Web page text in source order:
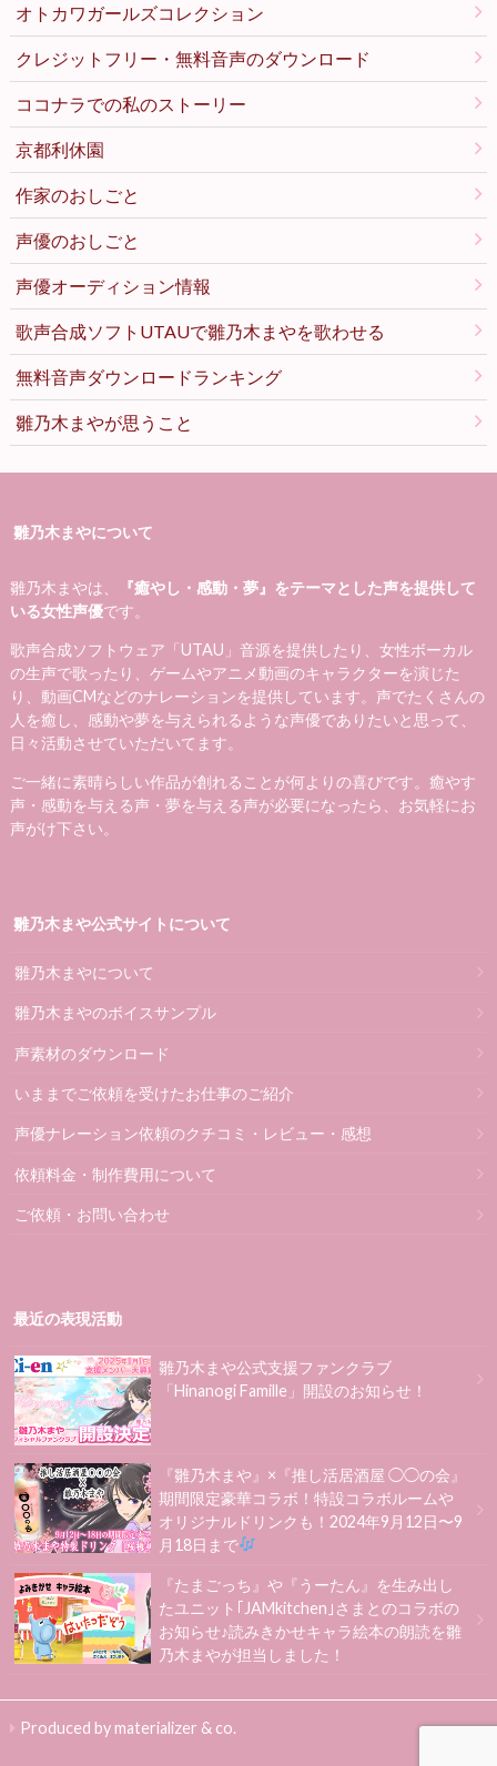
オトカワガールズコレクション
クレジットフリー・無料音声のダウンロード
ココナラでの私のストーリー
京都利休園
作家のおしごと
声優のおしごと
声優オーディション情報
歌声合成ソフトUTAUで雛乃木まやを歌わせる
無料音声ダウンロードランキング
雛乃木まやが思うこと
雛乃木まやについて
雛乃木まやは、
『癒やし・感動・夢』をテーマとした声を提供して
いる女性声優です。
歌声合成ソフトウェア「UTAU」音源を提供したり、女性ボーカル
の生声で歌ったり、ゲームやアニメ動画のキャラクターを演じた
り、動画CMなどのナレーションを提供しています。声でたくさんの
人を癒し、感動や夢を与えられるような声優でありたいと思って、
日々活動させていただいてます。
ご一緒に素晴らしい作品が創れることが何よりの喜びです。癒やす
声・感動を与える声・夢を与える声が必要になったら、お気軽にお
声がけ下さい。
雛乃木まや公式サイトについて
雛乃木まやについて
雛乃木まやのボイスサンプル
声素材のダウンロード
いままでご依頼を受けたお仕事のご紹介
声優ナレーション依頼のクチコミ・レビュー・感想
依頼料金・制作費用について
ご依頼・お問い合わせ
最近の表現活動
雛乃木まや公式支援ファンクラブ
「Hinanogi Famille」開設のお知らせ！
『雛乃木まや』×『推し活居酒屋 ◯◯の会』
期間限定豪華コラボ！特設コラボルームや
オリジナルドリンクも！2024年9月12日〜9
月18日まで
『たまごっち』や『うーたん』を生み出し
たユニット｢JAMkitchen｣さまとのコラボの
お知らせ♪読みきかせキャラ絵本の朗読を雛
乃木まやが担当しました！
Produced by materializer & co.